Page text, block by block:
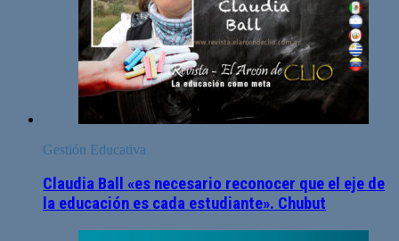
Gestión Educativa
Claudia Ball «es necesario reconocer que el eje de
la educación es cada estudiante». Chubut